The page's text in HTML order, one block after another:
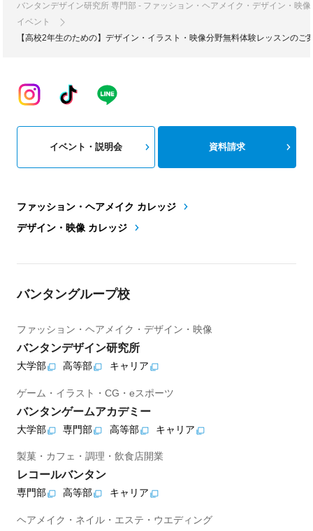
バンタンデザイン研究所 専門部 - ファッション・ヘアメイク・デザイン・映
イベント
【高校2年生のための】デザイン・イラスト・映像分野無料体験レッスンのご
ファッション・ヘアメイク カレッジ
デザイン・映像 カレッジ
イベント・説明会 資料請求
バンタングループ校
ファッション・ヘアメイク・デザイン・映像
バンタンデザイン研究所
大学部 高等部 キャリア
ゲーム・イラスト・CG・eスポーツ
バンタンゲームアカデミー
大学部 専門部 高等部 キャリア
製菓・カフェ・調理・飲食店開業
レコールバンタン
専門部 高等部 キャリア
ヘアメイク・ネイル・エステ・ウエディング